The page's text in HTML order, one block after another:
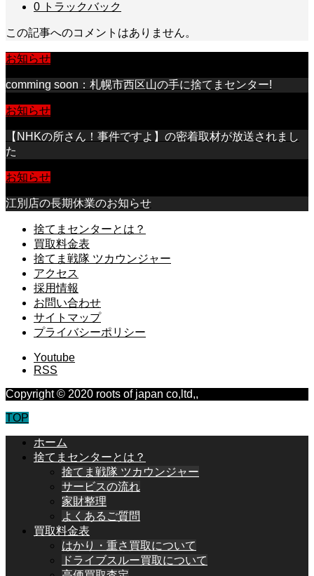
0 トラックバック
この記事へのコメントはありません。
お知らせ
comming soon：札幌市西区山の手に捨てまセンター!
お知らせ
【NHKの所さん！事件ですよ】の密着取材が放送されまし
た
お知らせ
江別店の長期休業のお知らせ
捨てまセンターとは？
買取料金表
捨てま戦隊 ツカウンジャー
アクセス
採用情報
お問い合わせ
サイトマップ
プライバシーポリシー
Youtube
RSS
Copyright © 2020 roots of japan co,ltd,,
TOP
ホーム
捨てまセンターとは？
捨てま戦隊 ツカウンジャー
サービスの流れ
家財整理
よくあるご質問
買取料金表
はかり・重さ買取について
ドライブスルー買取について